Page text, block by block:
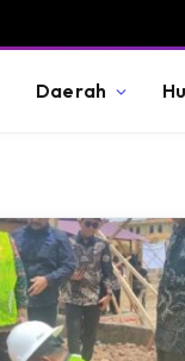
Daerah